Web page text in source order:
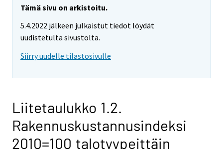
Tämä sivu on arkistoitu.
5.4.2022 jälkeen julkaistut tiedot löydät
uudistetulta sivustolta.
Siirry uudelle tilastosivulle
Liitetaulukko 1.2.
Rakennuskustannusindeksi
2010=100 talotyypeittäin